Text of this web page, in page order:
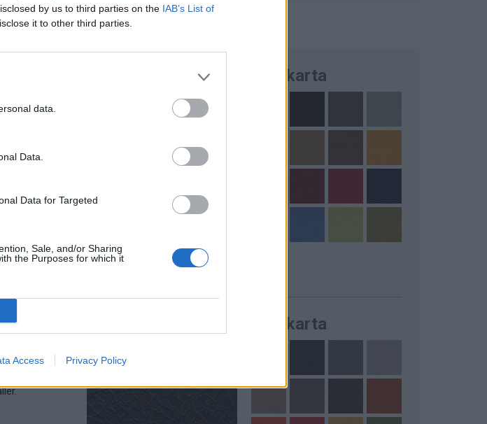
by us to third parties on the IAB’s List of
it to other third parties.
data.
Data.
Data for Targeted
Sale, and/or Sharing
the Purposes for which it
Access Privacy Policy
Färgkarta
Havana (svart) (Klicka för större bild)
behöver
sjukvård då
samt
Färgkarta